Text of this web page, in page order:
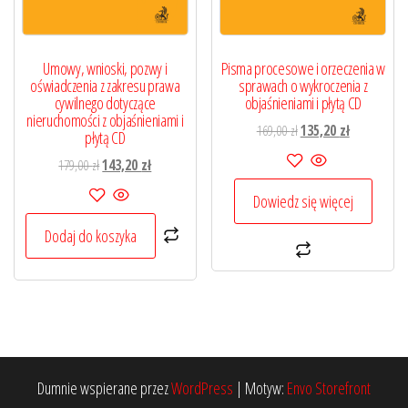
Umowy, wnioski, pozwy i
oświadczenia z zakresu prawa
cywilnego dotyczące
nieruchomości z objaśnieniami i
płytą CD
179,00złPierwotna
cena
wynosiła:
179,00 zł.
143,20 złAktualna
143,20 zł.
Dodaj do koszyka
Pisma procesowe i orzeczenia w
sprawach o wykroczenia z
objaśnieniami i płytą CD
169,00złPierwotna
cena
wynosiła:
169,00 zł.
135,20 złAktualna
135,20 zł.
Dowiedz się więcej
Dumnie wspierane przezWordPress | Motyw: Envo Storefront